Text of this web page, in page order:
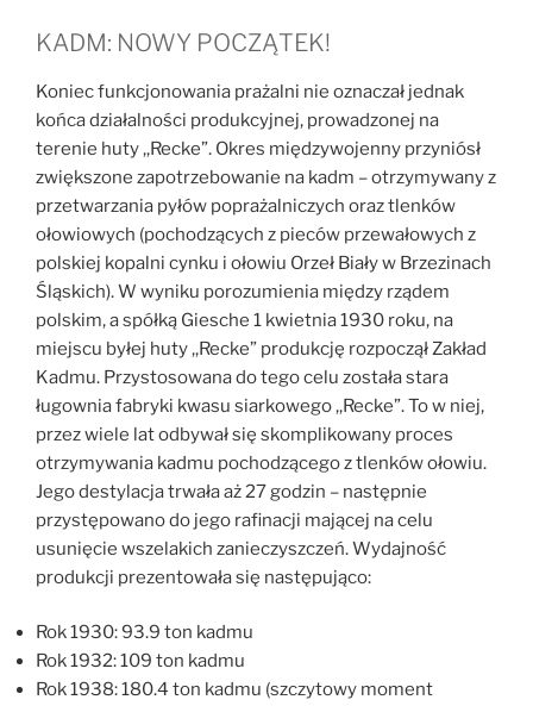
KADM: NOWY POCZĄTEK!
Koniec funkcjonowania prażalni nie oznaczał jednak
końca działalności produkcyjnej, prowadzonej na
terenie huty ,,Recke”. Okres międzywojenny przyniósł
zwiększone zapotrzebowanie na kadm – otrzymywany z
przetwarzania pyłów poprażalniczych oraz tlenków
ołowiowych (pochodzących z pieców przewałowych z
polskiej kopalni cynku i ołowiu Orzeł Biały w Brzezinach
Śląskich). W wyniku porozumienia między rządem
polskim, a spółką Giesche 1 kwietnia 1930 roku, na
miejscu byłej huty ,,Recke” produkcję rozpoczął Zakład
Kadmu. Przystosowana do tego celu została stara
ługownia fabryki kwasu siarkowego ,,Recke”. To w niej,
przez wiele lat odbywał się skomplikowany proces
otrzymywania kadmu pochodzącego z tlenków ołowiu.
Jego destylacja trwała aż 27 godzin – następnie
przystępowano do jego rafinacji mającej na celu
usunięcie wszelakich zanieczyszczeń. Wydajność
produkcji prezentowała się następująco:
Rok 1930: 93.9 ton kadmu
Rok 1932: 109 ton kadmu
Rok 1938: 180.4 ton kadmu (szczytowy moment